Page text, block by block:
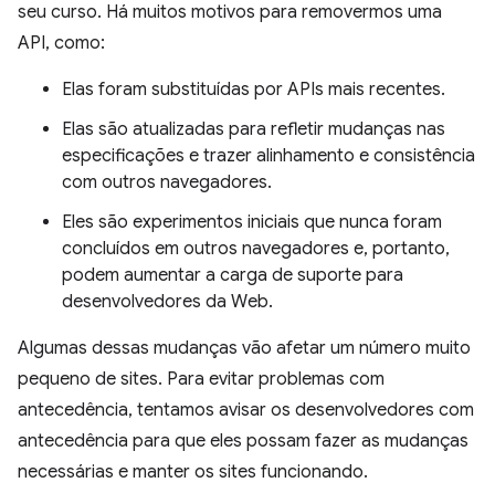
seu curso. Há muitos motivos para removermos uma
API, como:
Elas foram substituídas por APIs mais recentes.
Elas são atualizadas para refletir mudanças nas
especificações e trazer alinhamento e consistência
com outros navegadores.
Eles são experimentos iniciais que nunca foram
concluídos em outros navegadores e, portanto,
podem aumentar a carga de suporte para
desenvolvedores da Web.
Algumas dessas mudanças vão afetar um número muito
pequeno de sites. Para evitar problemas com
antecedência, tentamos avisar os desenvolvedores com
antecedência para que eles possam fazer as mudanças
necessárias e manter os sites funcionando.